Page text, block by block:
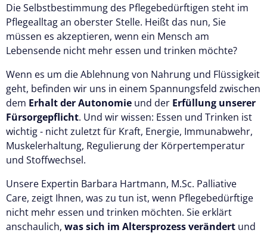
Die Selbstbestimmung des Pflegebedürftigen steht im
Pflegealltag an oberster Stelle. Heißt das nun, Sie
müssen es akzeptieren, wenn ein Mensch am
Lebensende nicht mehr essen und trinken möchte?
Wenn es um die Ablehnung von Nahrung und Flüssigkeit
geht, befinden wir uns in einem Spannungsfeld zwischen
dem Erhalt der Autonomie und der Erfüllung unserer
Fürsorgepflicht. Und wir wissen: Essen und Trinken ist
wichtig - nicht zuletzt für Kraft, Energie, Immunabwehr,
Muskelerhaltung, Regulierung der Körpertemperatur
und Stoffwechsel.
Unsere Expertin Barbara Hartmann, M.Sc. Palliative
Care, zeigt Ihnen, was zu tun ist, wenn Pflegebedürftige
nicht mehr essen und trinken möchten. Sie erklärt
anschaulich, was sich im Altersprozess verändert und